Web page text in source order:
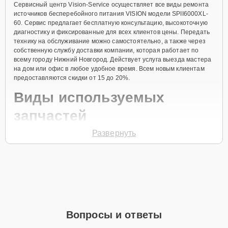
Сервисный центр Vision-Service осуществляет все виды ремонта
источников бесперебойного питания VISION модели SPII6000XL-
60. Сервис предлагает бесплатную консультацию, высокоточную
диагностику и фиксированные для всех клиентов цены. Передать
технику на обслуживание можно самостоятельно, а также через
собственную службу доставки компании, которая работает по
всему городу Нижний Новгород. Действует услуга выезда мастера
на дом или офис в любое удобное время. Всем новым клиентам
предоставляются скидки от 15 до 20%.
Виды используемых
запчастей
Для ремонта источника бесперебойного питания модели
активное использование устройства дольше
Развернуть
Вопросы и ответы